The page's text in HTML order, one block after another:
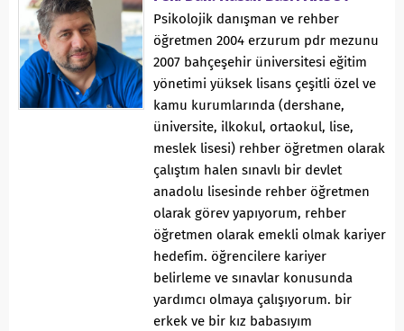
Psikolojik danışman ve rehber
öğretmen 2004 erzurum pdr mezunu
2007 bahçeşehir üniversitesi eğitim
yönetimi yüksek lisans çeşitli özel ve
kamu kurumlarında (dershane,
üniversite, ilkokul, ortaokul, lise,
meslek lisesi) rehber öğretmen olarak
çalıştım halen sınavlı bir devlet
anadolu lisesinde rehber öğretmen
olarak görev yapıyorum, rehber
öğretmen olarak emekli olmak kariyer
hedefim. öğrencilere kariyer
belirleme ve sınavlar konusunda
yardımcı olmaya çalışıyorum. bir
erkek ve bir kız babasıyım